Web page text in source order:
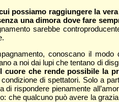
possiamo raggiungere la
una dimora dove fare
sarebbe
conoscano il
a noi dai lupi che tentano di
cuore che rende possibile la
di spettatori. Solo a
rispondere pienamente
qualcuno può avere la